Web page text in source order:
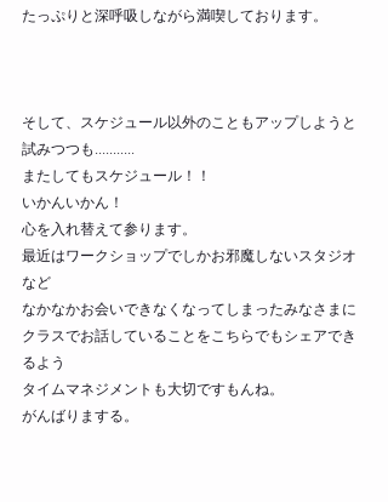
たっぷりと深呼吸しながら満喫しております。
そして、スケジュール以外のこともアップしようと
試みつつも...........
またしてもスケジュール！！
いかんいかん！
心を入れ替えて参ります。
最近はワークショップでしかお邪魔しないスタジオ
など
なかなかお会いできなくなってしまったみなさまに
クラスでお話していることをこちらでもシェアでき
るよう
タイムマネジメントも大切ですもんね。
がんばりまする。